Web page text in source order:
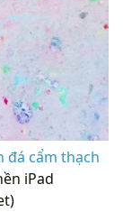
đá cẩm thạch
iPad